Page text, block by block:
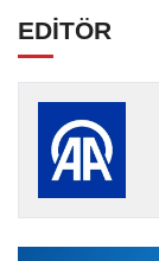
EDİTÖR